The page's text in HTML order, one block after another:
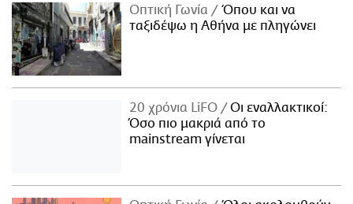
Οπτική Γωνία
Όπου και να
ταξιδέψω η Αθήνα με πληγώνει
20 χρόνια LiFO
Οι εναλλακτικοί:
Όσο πιο μακριά από το
mainstream γίνεται